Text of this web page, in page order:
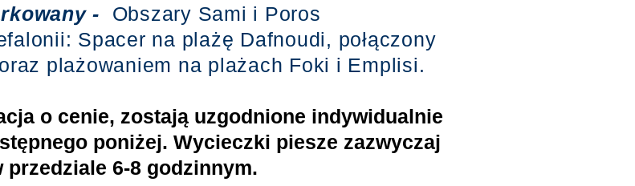
- Obszary Sami i Poros
Spacer na plażę Dafnoudi, połączony
plażowaniem na plażach Foki i Emplisi.
o cenie, zostają uzgodnione indywidualnie
poniżej. Wycieczki piesze zazwyczaj
przedziale 6-8 godzinnym.